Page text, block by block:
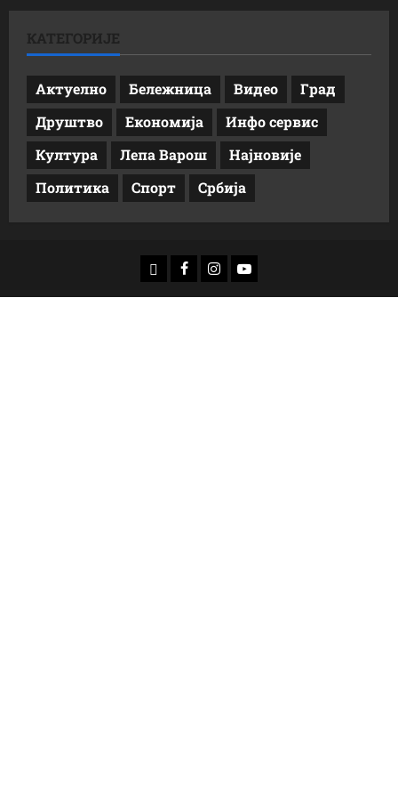
КАТЕГОРИЈЕ
Актуелно Бележница Видео
Град
Друштво
Економија
Инфо сервис
Култура
Лепа Варош
Најновије
Политика
Спорт Србија
доwнлоад
Фацебоок
Инстаграм
Yоутубе